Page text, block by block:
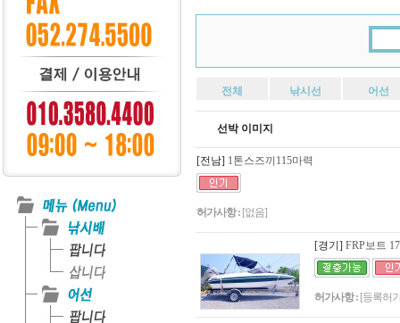
전체 낚시선 어선
선박 이미지
[전남] 1톤스즈끼115마력
허가사항 : [없음]
[경기] FRP보트
허가사항 : [등록허